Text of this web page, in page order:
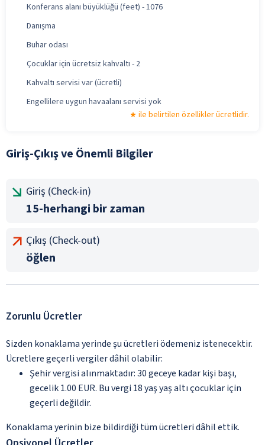
Konferans alanı büyüklüğü (feet) - 1076
Danışma
Buhar odası
Çocuklar için ücretsiz kahvaltı - 2
Kahvaltı servisi var (ücretli)
Engellilere uygun havaalanı servisi yok
ile belirtilen özellikler ücretlidir.
Giriş-Çıkış ve Önemli Bilgiler
Giriş (Check-in)
15-herhangi bir zaman
Çıkış (Check-out)
öğlen
Zorunlu Ücretler
Sizden konaklama yerinde şu ücretleri ödemeniz istenecektir.
Ücretlere geçerli vergiler dâhil olabilir:
Şehir vergisi alınmaktadır: 30 geceye kadar kişi başı,
gecelik 1.00 EUR. Bu vergi 18 yaş yaş altı çocuklar için
geçerli değildir.
Konaklama yerinin bize bildirdiği tüm ücretleri dâhil ettik.